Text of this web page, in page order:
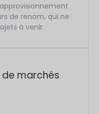
de renom, qui ne
à venir.
de marchés